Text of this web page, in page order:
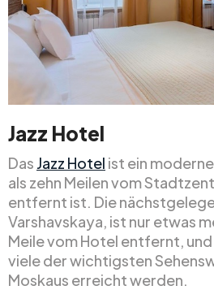
Jazz Hotel
Das Jazz Hotel ist ein
als zehn Meilen vom
entfernt ist. Die
Varshavskaya, ist nur etwas
Meile vom Hotel entfernt,
viele der wichtigsten
Moskaus erreicht werden.